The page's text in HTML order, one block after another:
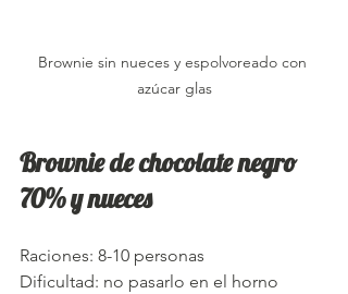
Brownie sin nueces y espolvoreado con
azúcar glas
Brownie de chocolate negro
70% y nueces
Raciones: 8-10 personas
Dificultad: no pasarlo en el horno